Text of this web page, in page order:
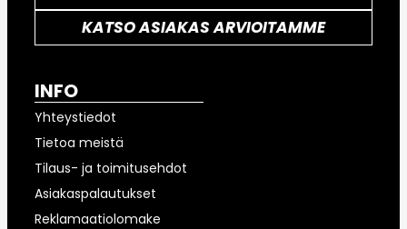
KATSO ASIAKAS ARVIOITAMME
INFO
Yhteystiedot
Tietoa meistä
Tilaus- ja toimitusehdot
Asiakaspalautukset
Reklamaatiolomake